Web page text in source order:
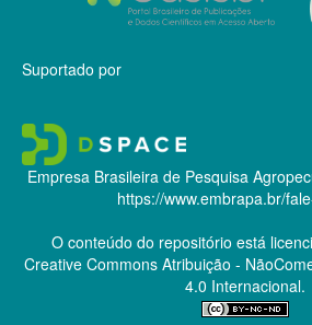
Suportado por
Empresa Brasileira de Pesquisa
https://www.embrapa.br/
O conteúdo do repositório está
Creative CommonsAtribuição -
4.0 Internacional.